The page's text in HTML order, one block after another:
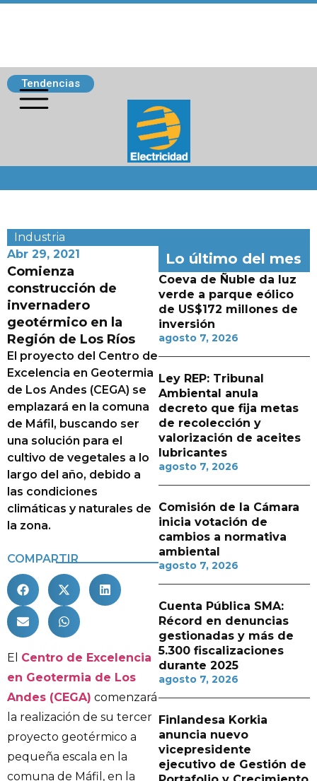
Tendencias
Industria
Abr 29, 2021
Comienza
construcción de
invernadero
geotérmico en la
Región de Los Ríos
El proyecto del Centro de
Excelencia en Geotermia
de Los Andes (CEGA) se
emplazará en la comuna
de Máfil, buscando ser
una solución para el
cultivo de vegetales a lo
largo del año, debido a
las condiciones
climáticas y naturales de
la zona.
COMPARTIR
El Centro de Excelencia
en Geotermia de Los
Andes (CEGA) comenzará
la realización de su tercer
proyecto geotérmico a
pequeña escala en la
comuna de Máfil, en la
Lo último del mes
Coeva de Ñuble da luz
verde a parque eólico
de US$172 millones de
inversión
agosto 7, 2026
Ley REP: Tribunal
Ambiental anula
decreto que fija metas
de recolección y
valorización de aceites
lubricantes
agosto 7, 2026
Comisión de la Cámara
inicia votación de
cambios a normativa
ambiental
agosto 7, 2026
Cuenta Pública SMA:
Récord en denuncias
gestionadas y más de
5.300 fiscalizaciones
durante 2025
agosto 7, 2026
Finlandesa Korkia
anuncia nuevo
vicepresidente
ejecutivo de Gestión de